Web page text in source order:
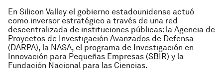
En Silicon Valley el gobierno estadounidense actuó
como inversor estratégico a través de una red
descentralizada de instituciones públicas: la Agencia de
Proyectos de Investigación Avanzados de Defensa
(DARPA), la NASA, el programa de Investigación en
Innovación para Pequeñas Empresas (SBIR) y la
Fundación Nacional para las Ciencias.